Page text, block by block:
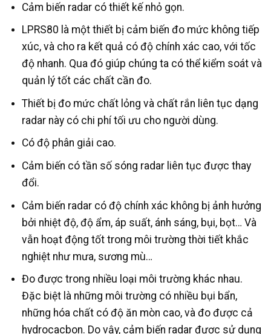
Cảm biến radar có thiết kế nhỏ gọn.
LPRS80 là một thiết bị cảm biến đo mức không tiếp
xúc, và cho ra kết quả có độ chính xác cao, với tốc
độ nhanh. Qua đó giúp chúng ta có thể kiểm soát và
quản lý tốt các chất cần đo.
Thiết bị đo mức chất lỏng và chất rắn liên tục dạng
radar này có chi phí tối ưu cho người dùng.
Có độ phân giải cao.
Cảm biến có tần số sóng radar liên tục được thay
đổi.
Cảm biến radar có độ chính xác không bị ảnh hưởng
bởi nhiệt độ, độ ẩm, áp suất, ánh sáng, bụi, bọt… Và
vẫn hoạt động tốt trong môi trường thời tiết khắc
nghiệt như mưa, sương mù…
Đo được trong nhiều loại môi trường khác nhau.
Đặc biệt là những môi trường có nhiều bụi bẩn,
những hóa chất có độ ăn mòn cao, và đo được cả
hydrocacbon. Do vậy, cảm biến radar được sử dụng